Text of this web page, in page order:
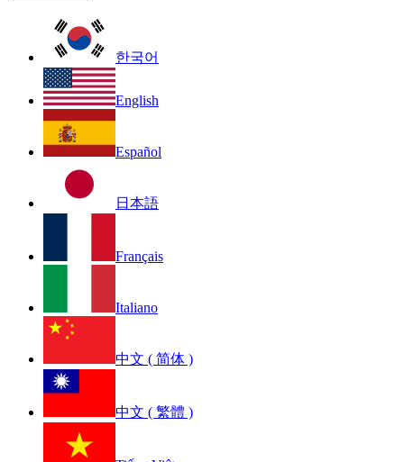
한국어
English
Español
日本語
Français
Italiano
中文 ( 简体 )
中文 ( 繁體 )